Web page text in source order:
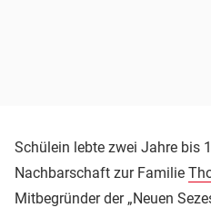
Schülein lebte zwei Jahre bis
Nachbarschaft zur Familie
Mitbegründer der „Neuen